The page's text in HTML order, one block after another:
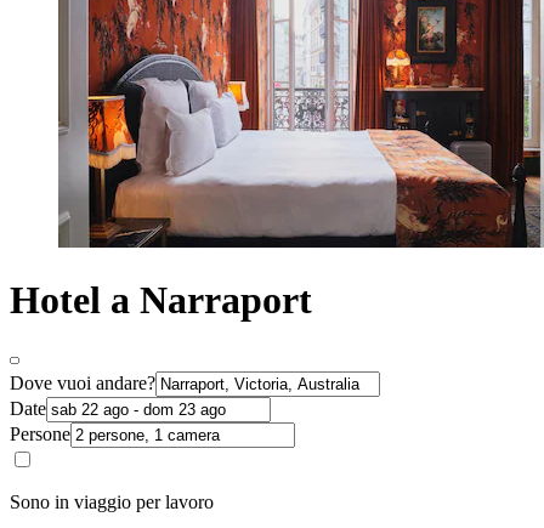
Hotel a Narraport
Dove vuoi andare?
Date
Persone
Sono in viaggio per lavoro